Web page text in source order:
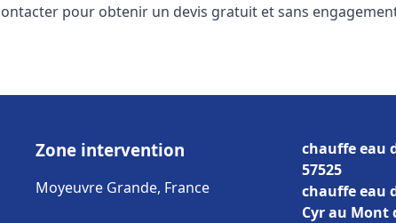
pour obtenir un devis gratuit et sans
Zone intervention
Moyeuvre Grande, France
chauffe eau
57525
chauffe eau
Cyr au Mont